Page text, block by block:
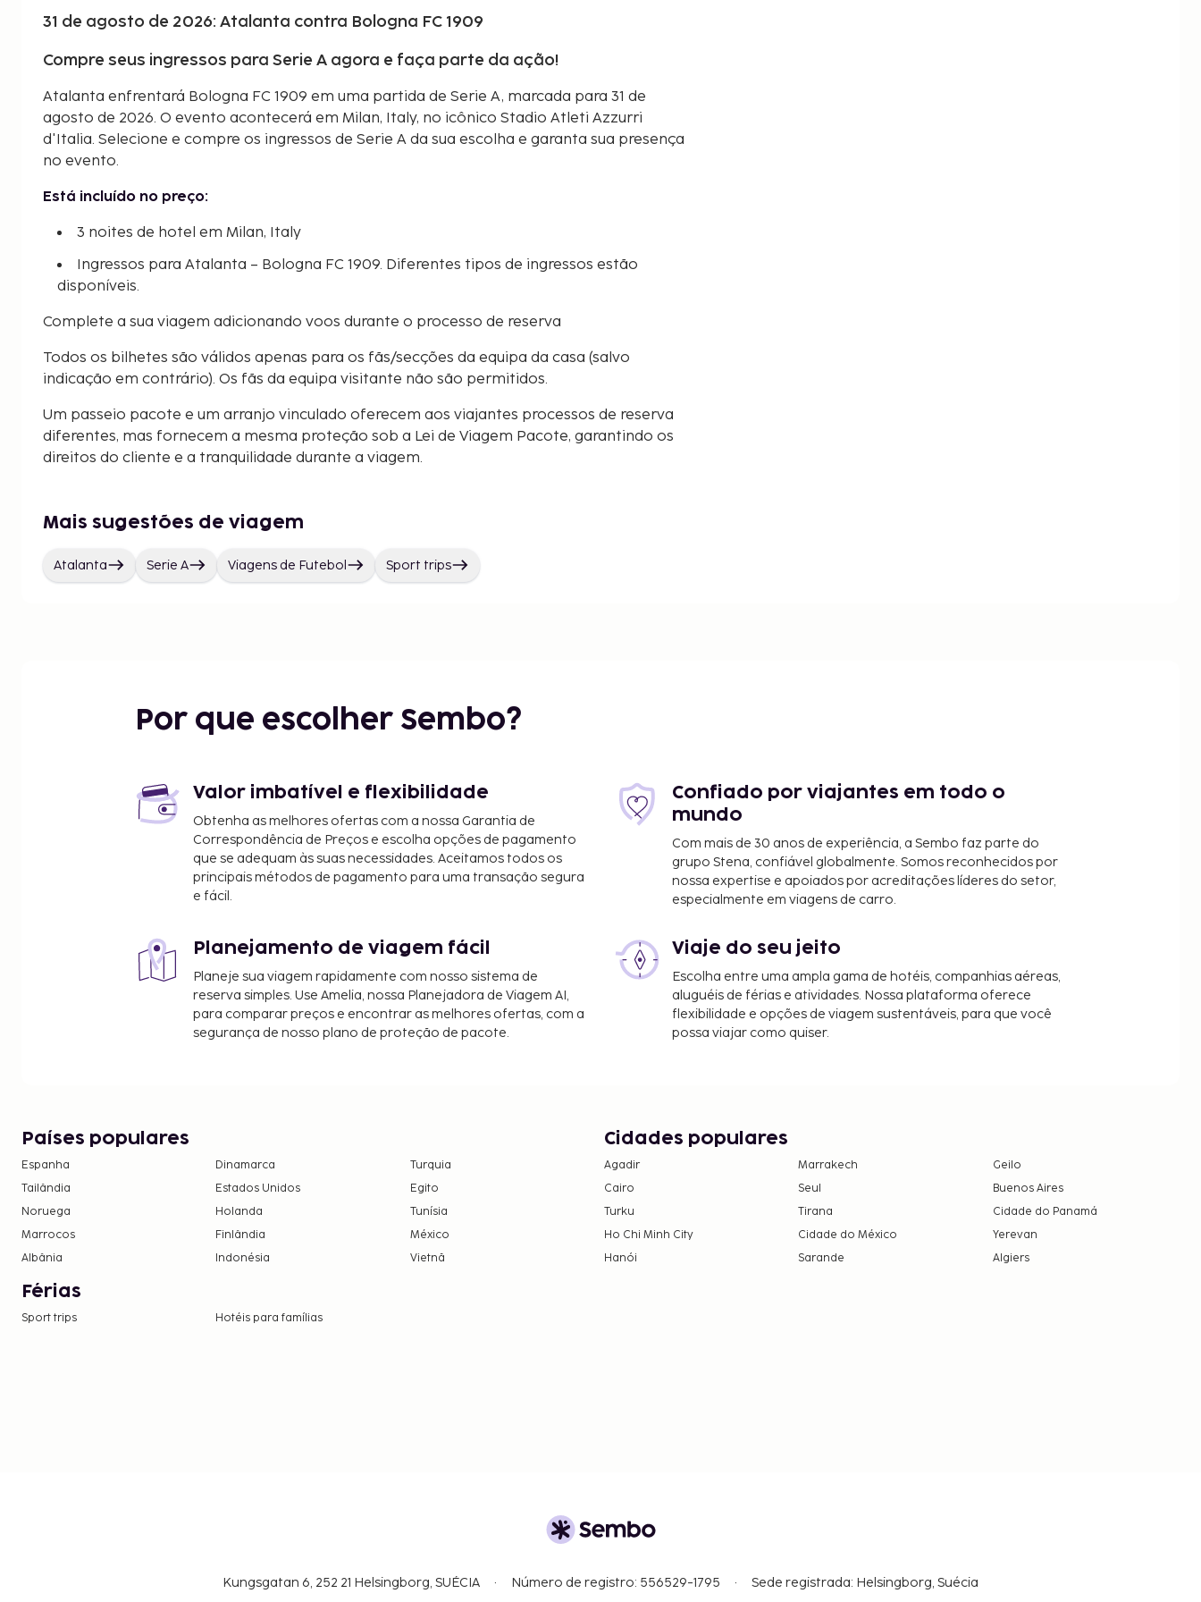
31 de agosto de 2026: Atalanta contra Bologna FC 1909
Compre seus ingressos para Serie A agora e faça parte da ação!
Atalanta enfrentará Bologna FC 1909 em uma partida de Serie A, marcada para 31 de
agosto de 2026. O evento acontecerá em Milan, Italy, no icônico Stadio Atleti Azzurri
d'Italia. Selecione e compre os ingressos de Serie A da sua escolha e garanta sua presença
no evento.
Está incluído no preço:
3 noites de hotel em Milan, Italy
Ingressos para Atalanta – Bologna FC 1909. Diferentes tipos de ingressos estão
disponíveis.
Complete a sua viagem adicionando voos durante o processo de reserva
Todos os bilhetes são válidos apenas para os fãs/secções da equipa da casa (salvo
indicação em contrário). Os fãs da equipa visitante não são permitidos.
Um passeio pacote e um arranjo vinculado oferecem aos viajantes processos de reserva
diferentes, mas fornecem a mesma proteção sob a Lei de Viagem Pacote, garantindo os
direitos do cliente e a tranquilidade durante a viagem.
Mais sugestões de viagem
Atalanta Serie A Viagens de Futebol Sport trips
Por que escolher Sembo?
Valor imbatível e flexibilidade
Obtenha as melhores ofertas com a nossa Garantia de
Correspondência de Preços e escolha opções de pagamento
que se adequam às suas necessidades. Aceitamos todos os
principais métodos de pagamento para uma transação segura
e fácil.
Confiado por viajantes em todo o
mundo
Com mais de 30 anos de experiência, a Sembo faz parte do
grupo Stena, confiável globalmente. Somos reconhecidos por
nossa expertise e apoiados por acreditações líderes do setor,
especialmente em viagens de carro.
Planejamento de viagem fácil
Planeje sua viagem rapidamente com nosso sistema de
reserva simples. Use Amelia, nossa Planejadora de Viagem AI,
para comparar preços e encontrar as melhores ofertas, com a
segurança de nosso plano de proteção de pacote.
Viaje do seu jeito
Escolha entre uma ampla gama de hotéis, companhias aéreas,
aluguéis de férias e atividades. Nossa plataforma oferece
flexibilidade e opções de viagem sustentáveis, para que você
possa viajar como quiser.
Países populares
Espanha Dinamarca
Turquia
Tailândia
Estados Unidos
Egito
Noruega
Holanda
Tunísia
Marrocos
Finlândia
México
Albânia
Indonésia Vietnã
Cidades populares
Agadir Marrakech
Geilo
Cairo
Seul
Buenos Aires
Turku
Tirana
Cidade do Panamá
Ho Chi Minh City
Cidade do México
Yerevan
Hanói
Sarande Algiers
Férias
Sport trips Hotéis para famílias
Kungsgatan 6, 252 21 Helsingborg, SUÉCIA Número de registro: 556529-1795 Sede registrada: Helsingborg, Suécia